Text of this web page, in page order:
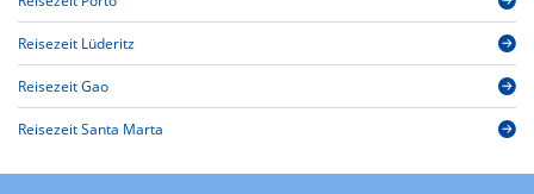
Reisezeit Lüderitz
Reisezeit Gao
Reisezeit Santa Marta